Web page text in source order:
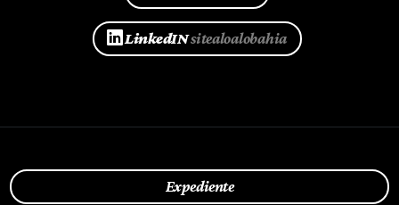
LinkedINsitealoalobahia
Expediente